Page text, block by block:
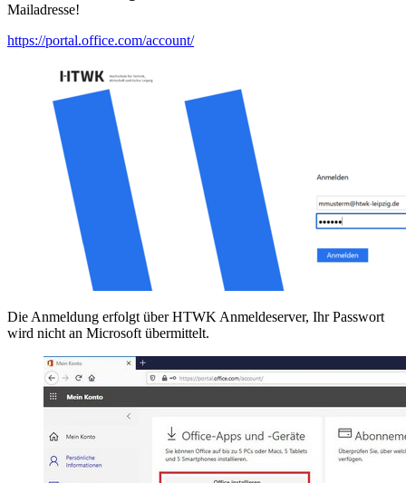
Mailadresse!
https://portal.office.com/account/
Die Anmeldung erfolgt über HTWK Anmeldeserver, Ihr Passwort
wird nicht an Microsoft übermittelt.